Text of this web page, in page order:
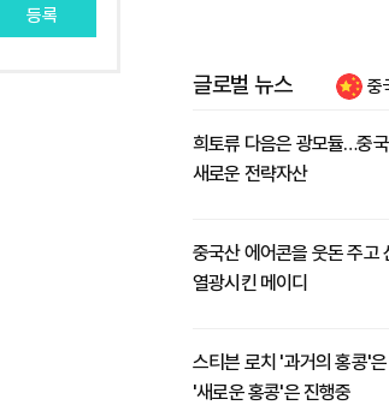
등록
글로벌 뉴스 중
희토류 다음은 광모듈…중
새로운 전략자산
중국산 에어콘을 웃돈 주고
열광시킨 메이디
스티븐 로치 '과거의 홍콩'
'새로운 홍콩'은 진행중